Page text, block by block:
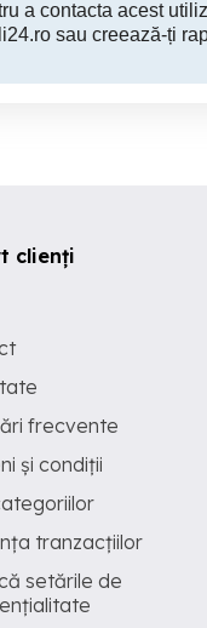
a contacta acest
sau creează-ți
clienți
frecvente
și condiții
tranzacțiilor
setările de